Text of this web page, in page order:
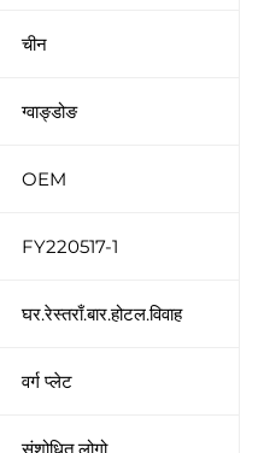
चीन
ग्वाङ्डोङ
OEM
FY220517-1
घर.रेस्तराँ.बार.होटल.विवाह
वर्ग प्लेट